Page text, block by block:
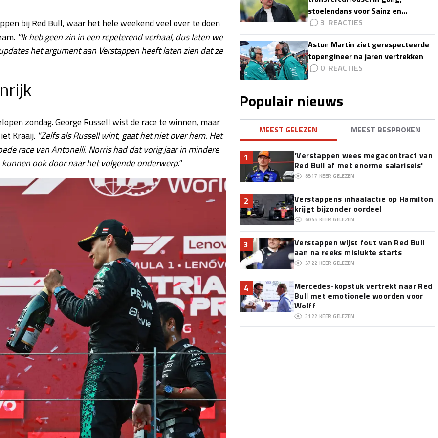
bij Red Bull, waar het hele weekend veel over te doen
"Ik heb geen zin in een repeterend verhaal, dus laten we
het argument aan Verstappen heeft laten zien dat ze
zondag. George Russell wist de race te winnen, maar
Kraaij. "Zelfs als Russell wint, gaat het niet over hem. Het
race van Antonelli. Norris had dat vorig jaar in mindere
ook door naar het volgende onderwerp."
stoelendans voor Sainz en
Colapinto'
3
Aston Martin ziet gerespecteerde
topengineer na jaren vertrekken
0
Populair nieuws
MEEST GELEZEN MEEST BESPROKEN
1
'Verstappen wees megacontract van
Red Bull af met enorme salariseis'
8517 KEER GELEZEN
2
Verstappens inhaalactie op Hamilton
krijgt bijzonder oordeel
6045 KEER GELEZEN
3
Verstappen wijst fout van Red Bull
aan na reeks mislukte starts
5722 KEER GELEZEN
4
Mercedes-kopstuk vertrekt naar Red
Bull met emotionele woorden voor
Wolff
3122 KEER GELEZEN